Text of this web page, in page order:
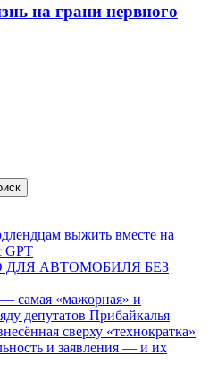
на грани нервного
выжить вместе на
GPT
ДЛЯ АВТОМОБИЛЯ БЕЗ
самая «мажорная» и
депутатов Прибайкалья
сверху «технократка»
и заявления — и их